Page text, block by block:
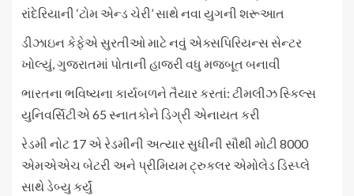
રાંદેરિયાની ‘ટોમ એન્ડ ચેરી’ સાથે નવા યુગની શરૂઆત
ડીઝાઇન કેફેએ સુરતીઓ માટે નવું એક્સપિરિયન્સ સેન્ટર
ખોલ્યું, ગુજરાતમાં પોતાની હાજરી વધુ મજબૂત બનાવી
ભારતના ભવિષ્યના કાર્યબળને તૈયાર કરતાં: ટીમલીઝ સ્કિલ્સ
યુનિવર્સિટીએ 65 સ્નાતકોને ડિગ્રી એનાયત કરી
રેડમી નોટ 17 એ રેડમીની અત્યાર સુધીની સૌથી મોટી 8000
એમએએચ બેટરી અને પ્રીમિયમ ટ્રુકલર એમોલેડ ડિસ્પ્લે
સાથે ડેબ્યુ કર્યું